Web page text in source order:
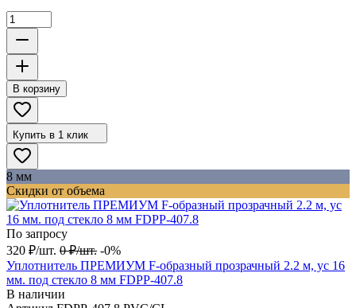
В корзину
Купить в 1 клик
8 мм
Скидки от объема
По запросу
320 ₽/шт. 0 ₽/шт. -0%
Уплотнитель ПРЕМИУМ F-образный прозрачный 2.2 м, ус 16
мм. под стекло 8 мм FDPP-407.8
В наличии